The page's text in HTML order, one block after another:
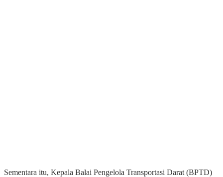
Sementara itu, Kepala Balai Pengelola Transportasi Darat (BPTD)